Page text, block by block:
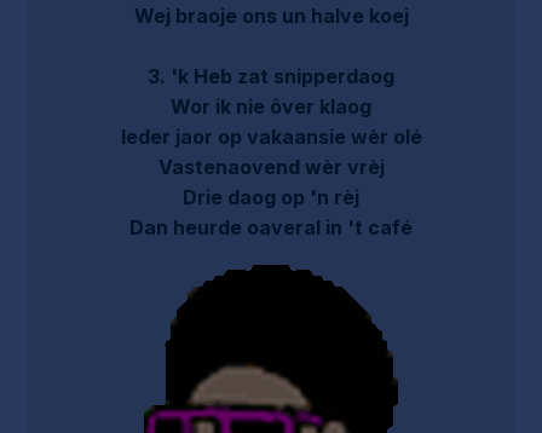
Wej braoje ons un halve koej
3. 'k Heb zat snipperdaog
Wor ik nie ôver klaog
Ieder jaor op vakaansie wèr olé
Vastenaovend wèr vrèj
Drie daog op 'n rèj
Dan heurde oaveral in 't café